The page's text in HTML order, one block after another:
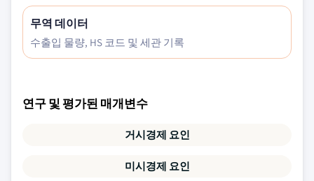
무역 데이터
수출입 물량, HS 코드 및 세관 기록
연구 및 평가된 매개변수
거시경제 요인
미시경제 요인